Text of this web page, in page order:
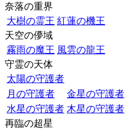
奈落の重界
大樹の霊王 紅蓮の機王
天空の儚域
霧雨の魔王 風雲の龍王
守霊の天体
太陽の守護者
月の守護者
金星の守護者
水星の守護者 木星の守護者
再臨の超星